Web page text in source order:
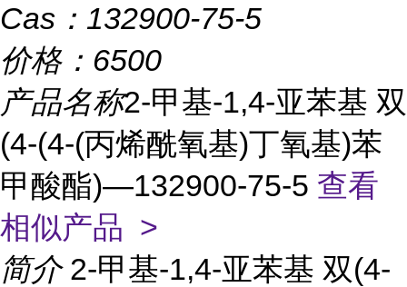
Cas： 132900-75-5
价格： 6500
产品名称2-甲基-1,4-亚苯基 双
(4-(4-(丙烯酰氧基)丁氧基)苯
甲酸酯)—132900-75-5 查看
相似产品 >
简介 2-甲基-1,4-亚苯基 双(4-